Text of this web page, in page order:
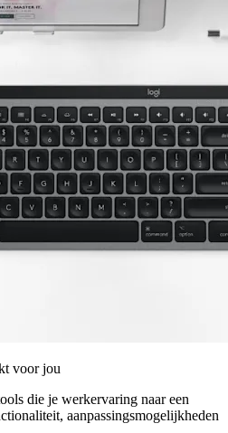
voor jou
die je werkervaring naar een
aanpassingsmogelijkheden